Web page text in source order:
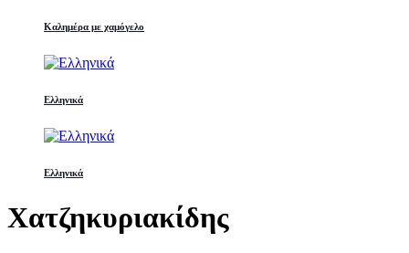
Καλημέρα με χαμόγελο
Ελληνικά
Ελληνικά
Χατζηκυριακίδης